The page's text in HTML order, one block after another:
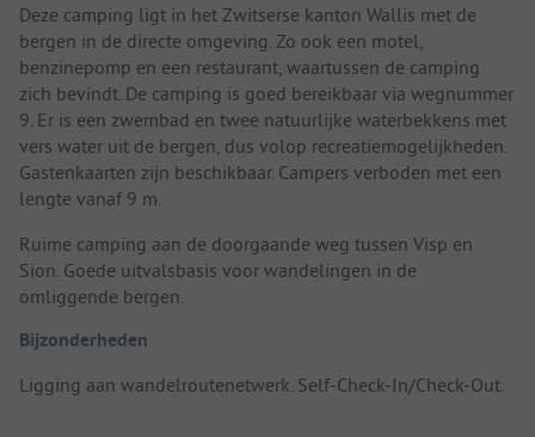
Deze camping ligt in het Zwitserse kanton Wallis met de
bergen in de directe omgeving. Zo ook een motel,
benzinepomp en een restaurant, waartussen de camping
zich bevindt. De camping is goed bereikbaar via wegnummer
9. Er is een zwembad en twee natuurlijke waterbekkens met
vers water uit de bergen, dus volop recreatiemogelijkheden.
Gastenkaarten zijn beschikbaar. Campers verboden met een
lengte vanaf 9 m.
Ruime camping aan de doorgaande weg tussen Visp en
Sion. Goede uitvalsbasis voor wandelingen in de
omliggende bergen.
Bijzonderheden
Ligging aan wandelroutenetwerk. Self-Check-In/Check-Out.